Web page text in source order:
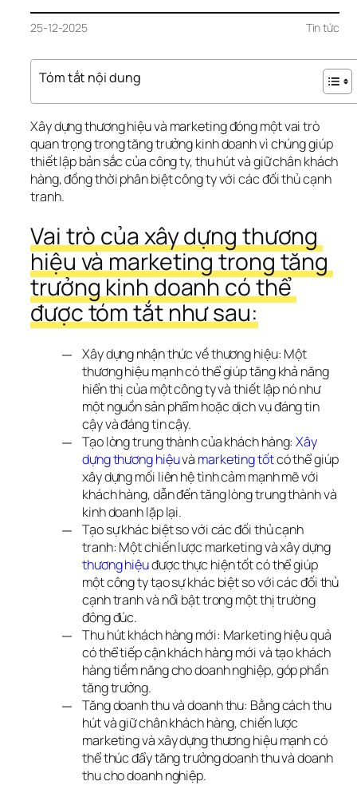
25-12-2025 Tin tức
Tóm tắt nội dung
Xây dựng thương hiệu và marketing đóng một vai trò
quan trọng trong tăng trưởng kinh doanh vì chúng giúp
thiết lập bản sắc của công ty, thu hút và giữ chân khách
hàng, đồng thời phân biệt công ty với các đối thủ cạnh
tranh.
Vai trò của xây dựng thương
hiệu và marketing trong tăng
trưởng kinh doanh có thể
được tóm tắt như sau:
Xây dựng nhận thức về thương hiệu: Một
thương hiệu mạnh có thể giúp tăng khả năng
hiển thị của một công ty và thiết lập nó như
một nguồn sản phẩm hoặc dịch vụ đáng tin
cậy và đáng tin cậy.
Tạo lòng trung thành của khách hàng:Xây
dựng thương hiệuvà marketing tốtcó thể giúp
xây dựng mối liên hệ tình cảm mạnh mẽ với
khách hàng, dẫn đến tăng lòng trung thành và
kinh doanh lặp lại.
Tạo sự khác biệt so với các đối thủ cạnh
tranh: Một chiến lược marketing và xây dựng
thương hiệuđược thực hiện tốt có thể giúp
một công ty tạo sự khác biệt so với các đối thủ
cạnh tranh và nổi bật trong một thị trường
đông đúc.
Thu hút khách hàng mới: Marketing hiệu quả
có thể tiếp cận khách hàng mới và tạo khách
hàng tiềm năng cho doanh nghiệp, góp phần
tăng trưởng.
Tăng doanh thu và doanh thu: Bằng cách thu
hút và giữ chân khách hàng, chiến lược
marketing và xây dựng thương hiệu mạnh có
thể thúc đẩy tăng trưởng doanh thu và doanh
thu cho doanh nghiệp.